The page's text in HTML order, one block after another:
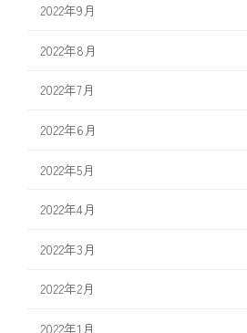
2022年9月
2022年8月
2022年7月
2022年6月
2022年5月
2022年4月
2022年3月
2022年2月
2022年1月